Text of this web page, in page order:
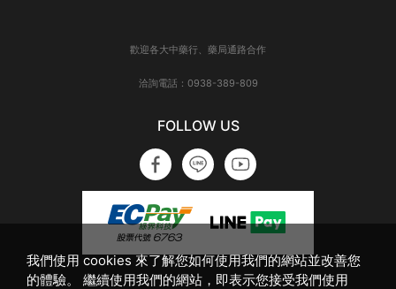
歡迎各大中藥行、藥局通路合作
洽詢電話：0938-389-809
FOLLOW US
我們使用 cookies 來了解您如何使用我們的網站並改善您
的體驗。 繼續使用我們的網站，即表示您接受我們使用